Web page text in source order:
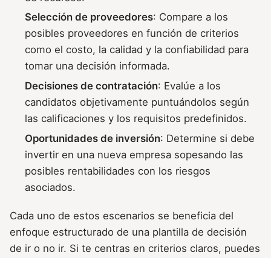
Selección de proveedores: Compare a los
posibles proveedores en función de criterios
como el costo, la calidad y la confiabilidad para
tomar una decisión informada.
Decisiones de contratación: Evalúe a los
candidatos objetivamente puntuándolos según
las calificaciones y los requisitos predefinidos.
Oportunidades de inversión: Determine si debe
invertir en una nueva empresa sopesando las
posibles rentabilidades con los riesgos
asociados.
Cada uno de estos escenarios se beneficia del
enfoque estructurado de una plantilla de decisión
de ir o no ir. Si te centras en criterios claros, puedes